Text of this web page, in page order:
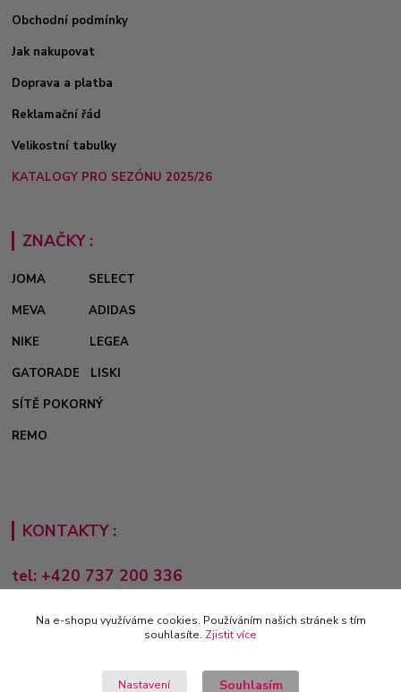
Obchodní podmínky
Jak nakupovat
Doprava a platba
Reklamační řád
Velikostní tabulky
KATALOGY PRO SEZÓNU 2025/26
ZNAČKY :
JOMA
SELECT
MEVA
ADIDAS
NIKE
LEGEA
GATORADE
LISKI
SÍTĚ POKORNÝ
REMO
KONTAKTY :
tel: +420 737 200 336
Pondělí-Pátek: 8 - 17 hodin
obchod@e-sporting.cz
Na e-shopu využíváme cookies. Používáním našich stránek s tím
souhlasíte. Zjistit více
Nastavení Souhlasím